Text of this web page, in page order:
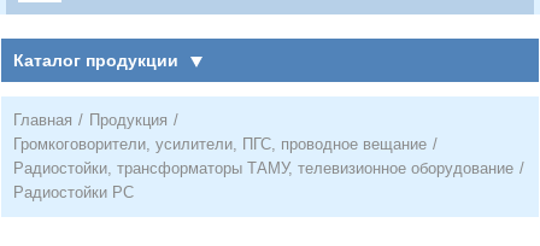
Каталог продукции
Главная / Продукция /
Громкоговорители, усилители, ПГС, проводное вещание /
Радиостойки, трансформаторы ТАМУ, телевизионное оборудование /
Радиостойки РС